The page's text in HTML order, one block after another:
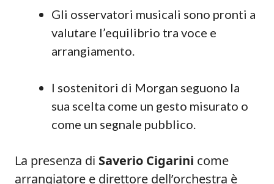
Gli osservatori musicali sono pronti a
valutare l’equilibrio tra voce e
arrangiamento.
I sostenitori di Morgan seguono la
sua scelta come un gesto misurato o
come un segnale pubblico.
La presenza di Saverio Cigarini come
arrangiatore e direttore dell’orchestra è